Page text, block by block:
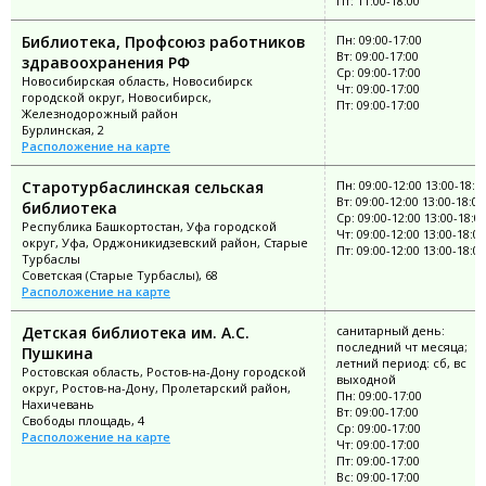
Библиотека, Профсоюз работников
здравоохранения РФ
Новосибирская область, Новосибирск
городской округ, Новосибирск,
Железнодорожный район
Бурлинская, 2
Расположение на карте
Пн: 09:00-17:00
Вт: 09:00-17:00
Ср: 09:00-17:00
Чт: 09:00-17:00
Пт: 09:00-17:00
Старотурбаслинская сельская
библиотека
Республика Башкортостан, Уфа городской
округ, Уфа, Орджоникидзевский район, Старые
Турбаслы
Советская (Старые Турбаслы), 68
Расположение на карте
Пн: 09:00-12:00 13:00-
Вт: 09:00-12:00 13:00-18:00
Ср: 09:00-12:00 13:00-18:00
Чт: 09:00-12:00 13:00-18:00
Пт: 09:00-12:00 13:00-18:00
Детская библиотека им. А.С.
Пушкина
Ростовская область, Ростов-на-Дону городской
округ, Ростов-на-Дону, Пролетарский район,
Нахичевань
Свободы площадь, 4
Расположение на карте
санитарный день:
последний чт месяца;
летний период: сб, вс
выходной
Пн: 09:00-17:00
Вт: 09:00-17:00
Ср: 09:00-17:00
Чт: 09:00-17:00
Пт: 09:00-17:00
Вс: 09:00-17:00